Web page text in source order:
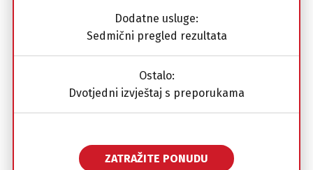
Dodatne usluge:
Sedmični pregled rezultata
Ostalo:
Dvotjedni izvještaj s preporukama
ZATRAŽITE PONUDU